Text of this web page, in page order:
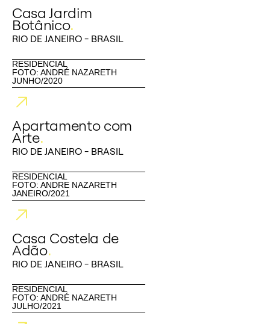
Casa Jardim
Botânico.
RIO DE JANEIRO - BRASIL
RESIDENCIAL
FOTO: ANDRÉ NAZARETH
JUNHO/2020
Apartamento com
Arte.
RIO DE JANEIRO - BRASIL
RESIDENCIAL
FOTO: ANDRE NAZARETH
JANEIRO/2021
Casa Costela de
Adão.
RIO DE JANEIRO - BRASIL
RESIDENCIAL
FOTO: ANDRÉ NAZARETH
JULHO/2021